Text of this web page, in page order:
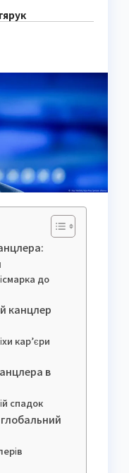
до
канцлер
кар’єри
в
спадок